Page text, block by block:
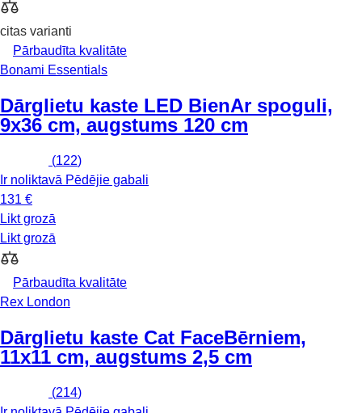
citas varianti
Pārbaudīta kvalitāte
Bonami Essentials
Dārglietu kaste LED BienAr spoguli,
9x36 cm, augstums 120 cm
(122)
Ir noliktavā Pēdējie gabali
131 €
Likt grozā
Likt grozā
Pārbaudīta kvalitāte
Rex London
Dārglietu kaste Cat FaceBērniem,
11x11 cm, augstums 2,5 cm
(214)